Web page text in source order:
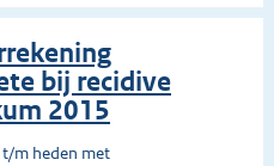
bij recidive
2015
m heden met